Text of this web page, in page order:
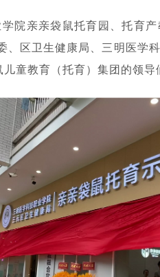
院亲亲袋鼠托育园、托育
、区卫生健康局、三明医学
童教育（托育）集团的领